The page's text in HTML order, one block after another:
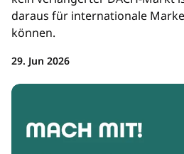
daraus für internationale
können.
29. Jun 2026